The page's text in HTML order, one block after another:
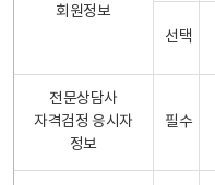
회원정보
선택
전문상담사
자격검정 응시자
정보
필수